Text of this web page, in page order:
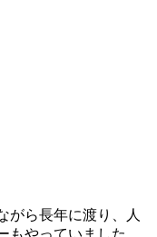
がら長年に渡り、人
やっていました。